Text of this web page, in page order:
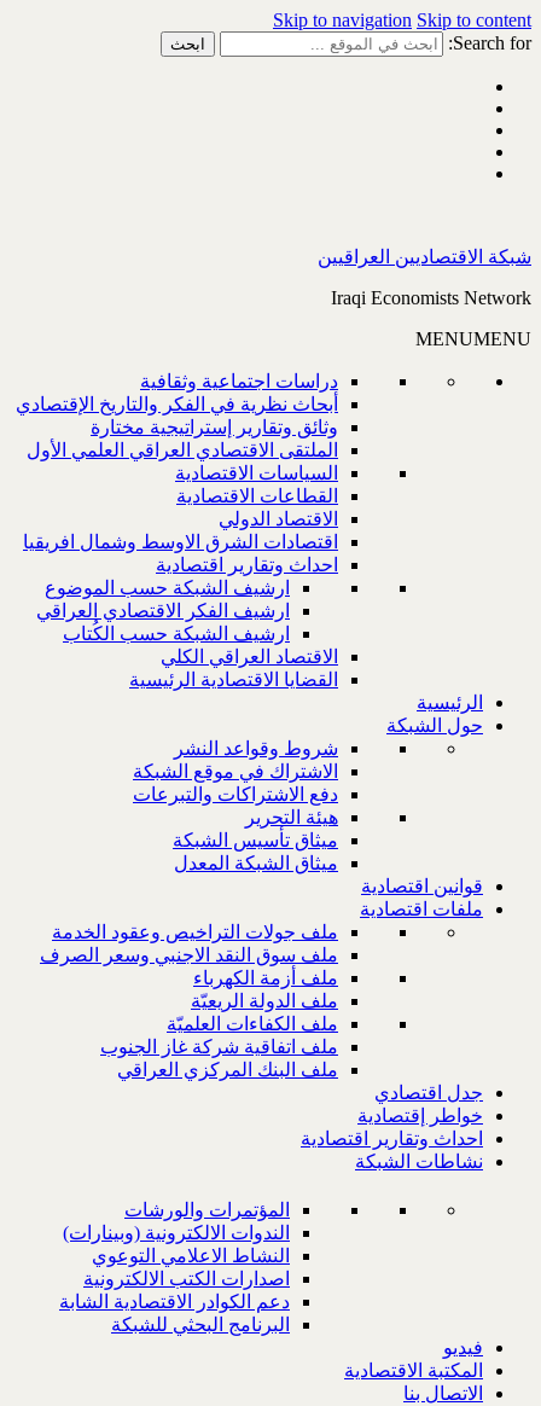
Skip to navigation Skip to content
Search for:
شبكة الاقتصاديين العراقيين
Iraqi Economists Network
MENUMENU
دراسات اجتماعية وثقافية
أبحاث نظرية في الفكر والتاريخ الإقتصادي
وثائق وتقارير إستراتيجية مختارة
الملتقى الاقتصادي العراقي العلمي الأول
السياسات الاقتصادية
القطاعات الاقتصادية
الاقتصاد الدولي
اقتصادات الشرق الاوسط وشمال افريقيا
احداث وتقارير اقتصادية
ارشيف الشبكة حسب الموضوع
ارشيف الفكر الاقتصادي العراقي
ارشيف الشبكة حسب الكُتاب
الاقتصاد العراقي الكلي
القضايا الاقتصادية الرئيسية
الرئيسية
حول الشبكة
شروط وقواعد النشر
الاشتراك في موقع الشبكة
دفع الاشتراكات والتبرعات
هيئة التحرير
ميثاق تأسيس الشبكة
ميثاق الشبكة المعدل
قوانين اقتصادية
ملفات اقتصادية
ملف جولات التراخيص وعقود الخدمة
ملف سوق النقد الاجنبي وسعر الصرف
ملف أزمة الكهرباء
ملف الدولة الريعيّة
ملف الكفاءات العلميّة
ملف اتفاقية شركة غاز الجنوب
ملف البنك المركزي العراقي
جدل اقتصادي
خواطر إقتصادية
احداث وتقارير اقتصادية
نشاطات الشبكة
المؤتمرات والورشات
الندوات الالكترونية (وبينارات)
النشاط الاعلامي التوعوي
اصدارات الكتب الالكترونية
دعم الكوادر الاقتصادية الشابة
البرنامج البحثي للشبكة
فيديو
المكتبة الاقتصادية
الاتصال بنا